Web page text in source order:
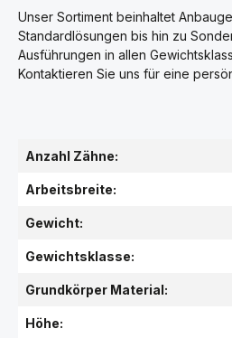
Unser Sortiment beinhaltet
Standardlösungen bis hin zu
Ausführungen in allen
Kontaktieren Sie uns für eine
Anzahl Zähne:
Arbeitsbreite:
Gewicht:
Gewichtsklasse:
Grundkörper Material:
Höhe: